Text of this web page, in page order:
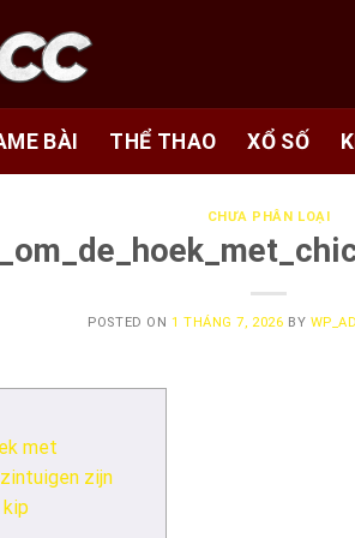
BÀI THỂ THAO XỔ SỐ
CHƯA PHÂN LOẠI
POSTED ON 1 THÁNG 7, 2026 BY
met
zijn
kip